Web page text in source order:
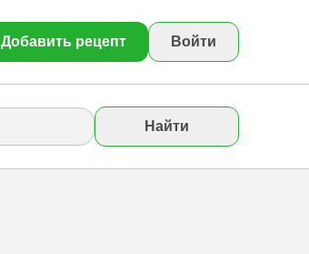
Добавить рецепт Войти
Найти